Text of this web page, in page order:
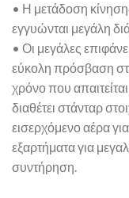
• Η μετάδοση
εγγυώνται μεγάλη
• Οι μεγάλες
εύκολη πρόσβαση
χρόνο που
διαθέτει στάνταρ
εισερχόμενο αέρα
εξαρτήματα για
συντήρηση.